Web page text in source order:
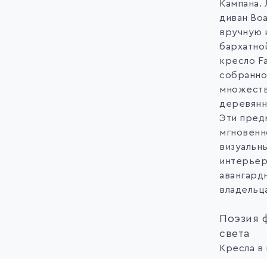
Кампана.
диван
вручную
кресло
Эти
Поэзия
света
Кресла в